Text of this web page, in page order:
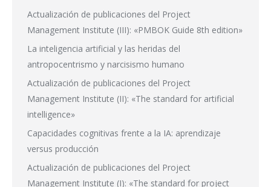
Actualización de publicaciones del Project
Management Institute (III): «PMBOK Guide 8th edition»
La inteligencia artificial y las heridas del
antropocentrismo y narcisismo humano
Actualización de publicaciones del Project
Management Institute (II): «The standard for artificial
intelligence»
Capacidades cognitivas frente a la IA: aprendizaje
versus producción
Actualización de publicaciones del Project
Management Institute (I): «The standard for project